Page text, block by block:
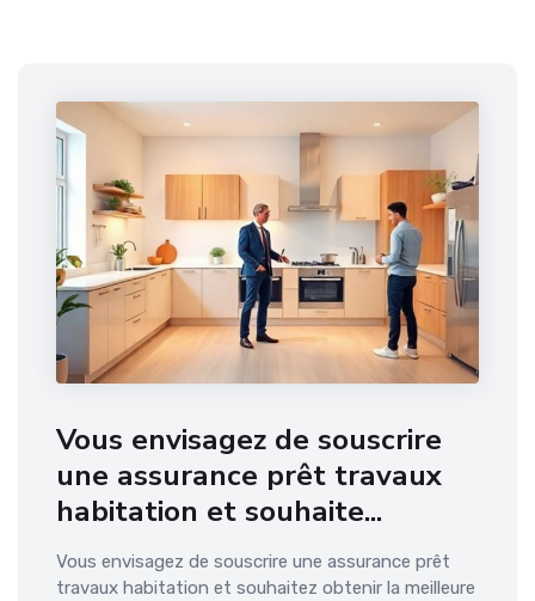
Vous envisagez de souscrire
une assurance prêt travaux
habitation et souhaite...
Vous envisagez de souscrire une assurance prêt
travaux habitation et souhaitez obtenir la meilleure